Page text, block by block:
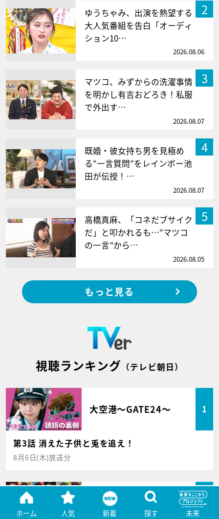
2
ゆうちゃみ、出演を熱望する
大人気番組を告白「オーディ
ション10…
2026.08.06
3
マツコ、みずからの洗濯事情
を明かし有吉おどろき！私服
で外出す…
2026.08.07
4
既婚・彼女持ち男を見極め
る“一言質問”をレインボー池
田が伝授！…
2026.08.07
5
高橋真麻、「コネだブサイク
だ」と叩かれるも…“マツコ
の一言”から…
2026.08.05
もっと見る
視聴ランキング （テレビ朝日）
大空港～GATE24～ 1
第3話 消えた子供と兎を追え！
8月6日(木)放送分
アメトーーク！ 2
ホーム 人気 新着 探す 未来